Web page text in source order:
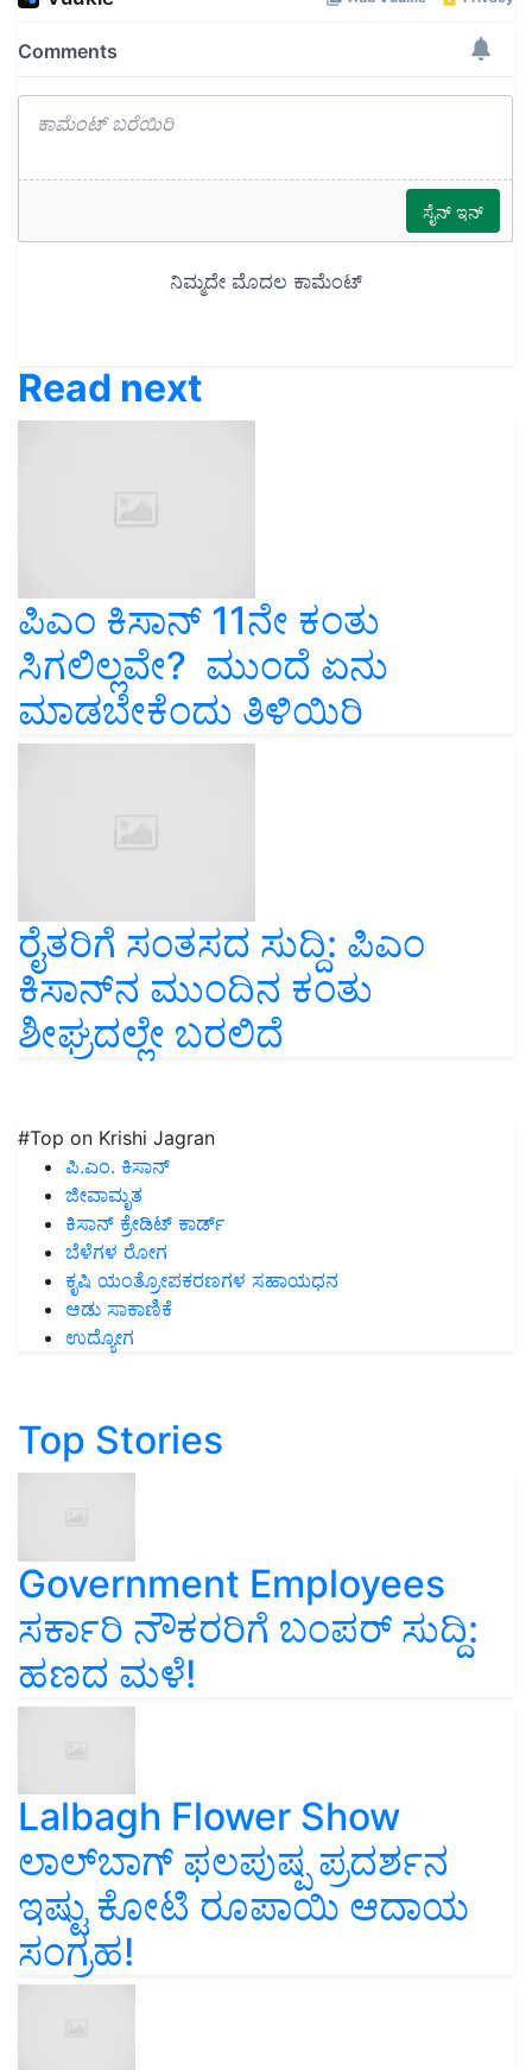
Read next
ಪಿಎಂ ಕಿಸಾನ್ 11ನೇ ಕಂತು
ಸಿಗಲಿಲ್ಲವೇ? ಮುಂದೆ ಏನು
ಮಾಡಬೇಕೆಂದು ತಿಳಿಯಿರಿ
ರೈತರಿಗೆ ಸಂತಸದ ಸುದ್ದಿ: ಪಿಎಂ
ಕಿಸಾನ್‌ನ ಮುಂದಿನ ಕಂತು
ಶೀಘ್ರದಲ್ಲೇ ಬರಲಿದೆ
#Top on Krishi Jagran
ಪಿ.ಎಂ. ಕಿಸಾನ್
ಜೀವಾಮೃತ
ಕಿಸಾನ್ ಕ್ರೇಡಿಟ್ ಕಾರ್ಡ್
ಬೆಳೆಗಳ ರೋಗ
ಕೃಷಿ ಯಂತ್ರೋಪಕರಣಗಳ ಸಹಾಯಧನ
ಆಡು ಸಾಕಾಣಿಕೆ
ಉದ್ಯೋಗ
Top Stories
Government Employees
ಸರ್ಕಾರಿ ನೌಕರರಿಗೆ ಬಂಪರ್‌ ಸುದ್ದಿ:
ಹಣದ ಮಳೆ!
Lalbagh Flower Show
ಲಾಲ್‌ಬಾಗ್ ಫಲಪುಷ್ಪ ಪ್ರದರ್ಶನ
ಇಷ್ಟು ಕೋಟಿ ರೂಪಾಯಿ ಆದಾಯ
ಸಂಗ್ರಹ!